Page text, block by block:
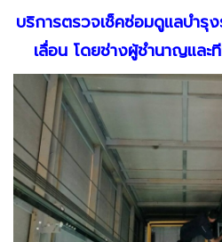
บริการตรวจเช็คซ่อมดูแลบำรุ
เลื่อน โดยช่างผู้ชำนาญแล